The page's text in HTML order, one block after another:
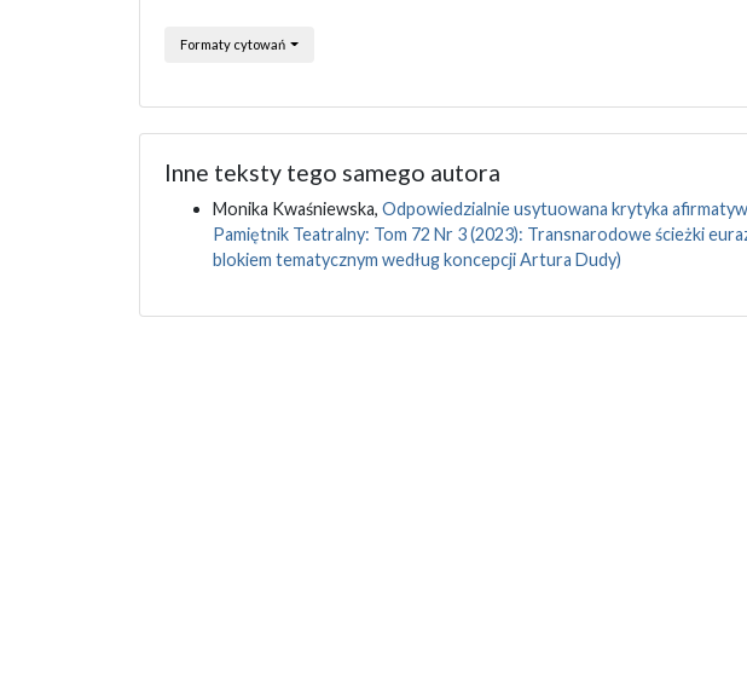
Formaty cytowań
Inne teksty tego samego autora
Monika Kwaśniewska, Odpowiedzialnie usytuowana krytyka
Pamiętnik Teatralny: Tom 72 Nr 3 (2023): Transnarodowe ścieżki
blokiem tematycznym według koncepcji Artura Dudy)